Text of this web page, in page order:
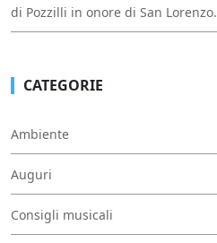
di Pozzilli in onore di San Lorenzo.
CATEGORIE
Ambiente
Auguri
Consigli musicali